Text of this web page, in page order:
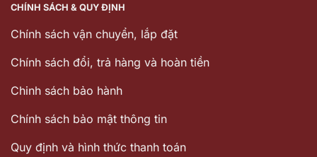
CHÍNH SÁCH & QUY ĐỊNH
Chính sách vận chuyển, lắp đặt
Chính sách đổi, trả hàng và hoàn tiền
Chinh sách bảo hành
Chính sách bảo mật thông tin
Quy định và hình thức thanh toán